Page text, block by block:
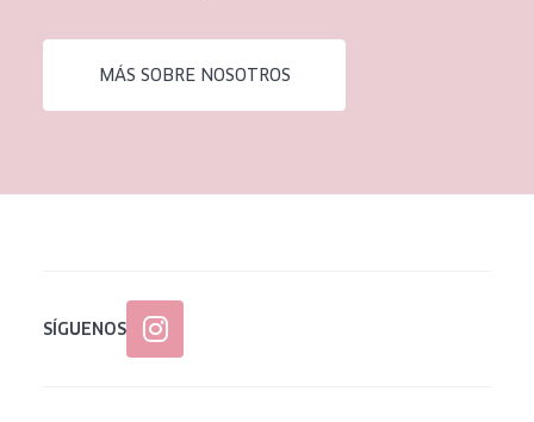
EDAD
MÁS SOBRE NOSOTROS
SÍGUENOS